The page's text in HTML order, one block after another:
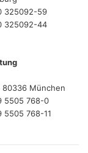
325092-59
325092-44
80336 München
5505 768-0
5505 768-11